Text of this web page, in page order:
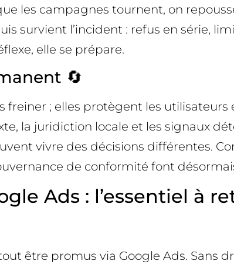
les campagnes tournent, on
survient l’incident : refus en série,
elle se prépare.
🔄
freiner ; elles protègent les
la juridiction locale et les signaux
vivre des décisions différentes.
de conformité font
Ads : l’essentiel à
être promus via Google Ads. Sans